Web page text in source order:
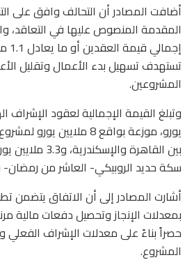
أضافت المصادر أن التحالف وافق على
تستهدف تسهيل بدء الأعمال وتقليل
المشروعين.
يورو، موزعة بواقع 8
بين القاهرة
سكة حديد الروبيكي- العاشر من رمضان-
أشارت المصادر إلى أن الاتفاق يتضمن
بمعدلات الإنجاز وتحصيل دفعات مالية
حصراً بناءً على معدلات الإشراف الفعلي
المشروع.